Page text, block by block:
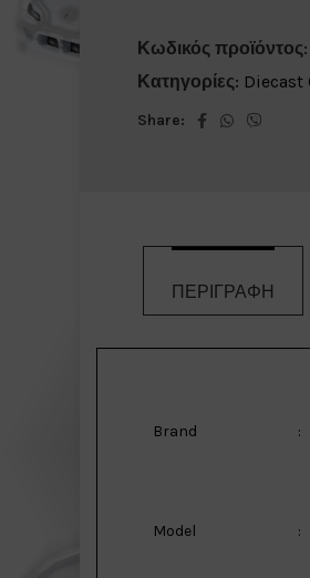
Κωδικός προϊόντος:
Κατηγορίες: Diecast
Share:
ΠΕΡΙΓΡΑΦΉ
Brand :
Model :